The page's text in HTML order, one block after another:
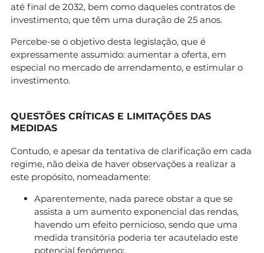
até final de 2032, bem como daqueles contratos de
investimento, que têm uma duração de 25 anos.
Percebe-se o objetivo desta legislação, que é
expressamente assumido: aumentar a oferta, em
especial no mercado de arrendamento, e estimular o
investimento.
QUESTÕES CRÍTICAS E LIMITAÇÕES DAS
MEDIDAS
Contudo, e apesar da tentativa de clarificação em cada
regime, não deixa de haver observações a realizar a
este propósito, nomeadamente:
Aparentemente, nada parece obstar a que se
assista a um aumento exponencial das rendas,
havendo um efeito pernicioso, sendo que uma
medida transitória poderia ter acautelado este
potencial fenómeno;